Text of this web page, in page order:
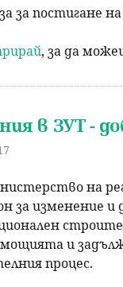
за постигане
, за да
в ЗУТ -
на
за изменение
и
процес.